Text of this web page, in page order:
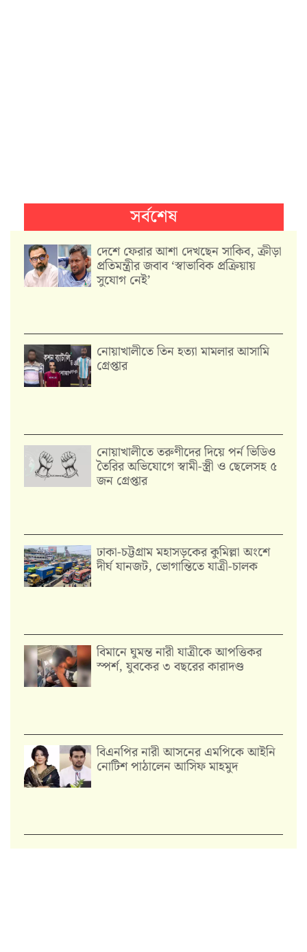
সর্বশেষ
দেশে ফেরার আশা দেখছেন সাকিব, ক্রীড়া
প্রতিমন্ত্রীর জবাব ‘স্বাভাবিক প্রক্রিয়ায়
সুযোগ নেই’
নোয়াখালীতে তিন হত্যা মামলার আসামি
গ্রেপ্তার
নোয়াখালীতে তরুণীদের দিয়ে পর্ন ভিডিও
তৈরির অভিযোগে স্বামী-স্ত্রী ও ছেলেসহ ৫
জন গ্রেপ্তার
ঢাকা-চট্টগ্রাম মহাসড়কের কুমিল্লা অংশে
দীর্ঘ যানজট, ভোগান্তিতে যাত্রী-চালক
বিমানে ঘুমন্ত নারী যাত্রীকে আপত্তিকর
স্পর্শ, যুবকের ৩ বছরের কারাদণ্ড
বিএনপির নারী আসনের এমপিকে আইনি
নোটিশ পাঠালেন আসিফ মাহমুদ